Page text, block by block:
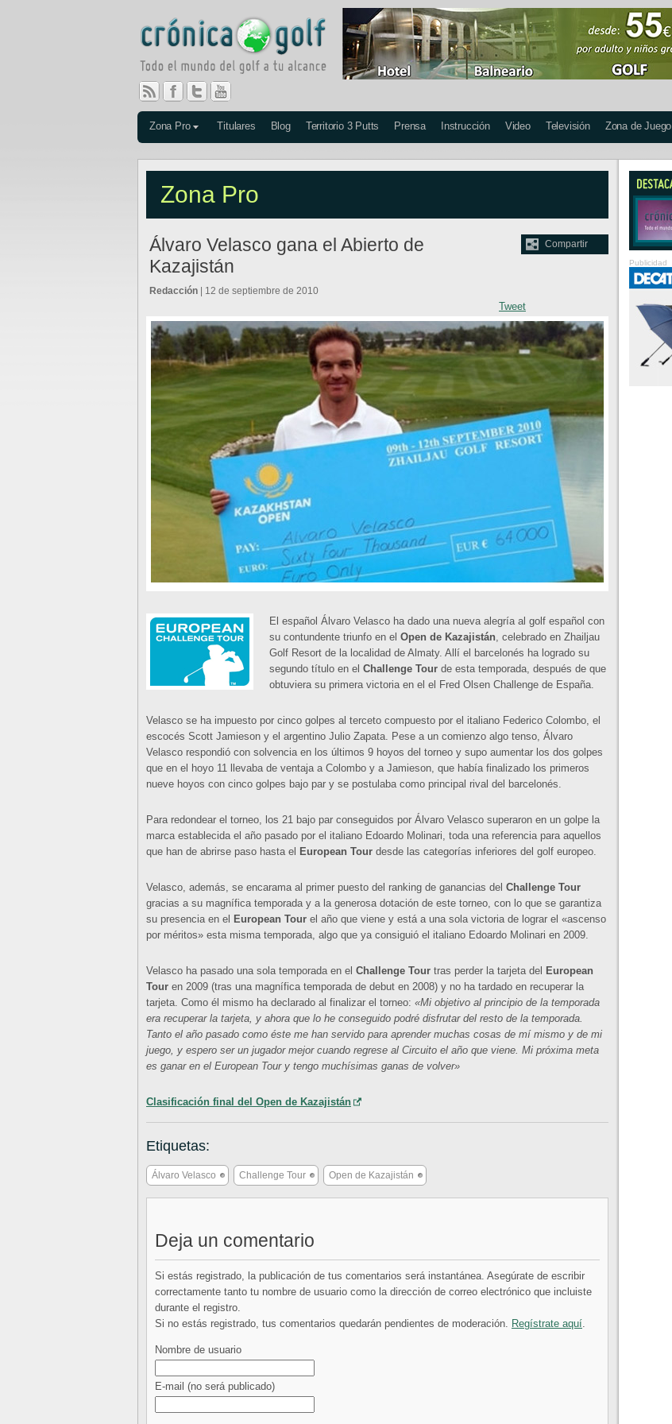
Zona Pro Titulares Blog Territorio 3 Putts Prensa Instrucción Video Televisión Zona de Juego
Zona Pro
Compartir
Álvaro Velasco gana el Abierto de
Kazajistán
Tweet
Redacción | 12 de septiembre de 2010
El español Álvaro Velasco ha dado una nueva alegría al golf español con
su contundente triunfo en el Open de Kazajistán, celebrado en Zhailjau
Golf Resort de la localidad de Almaty. Allí el barcelonés ha logrado su
segundo título en el Challenge Tour de esta temporada, después de que
obtuviera su primera victoria en el el Fred Olsen Challenge de España.
Velasco se ha impuesto por cinco golpes al terceto compuesto por el italiano Federico Colombo, el
escocés Scott Jamieson y el argentino Julio Zapata. Pese a un comienzo algo tenso, Álvaro
Velasco respondió con solvencia en los últimos 9 hoyos del torneo y supo aumentar los dos golpes
que en el hoyo 11 llevaba de ventaja a Colombo y a Jamieson, que había finalizado los primeros
nueve hoyos con cinco golpes bajo par y se postulaba como principal rival del barcelonés.
Para redondear el torneo, los 21 bajo par conseguidos por Álvaro Velasco superaron en un golpe la
marca establecida el año pasado por el italiano Edoardo Molinari, toda una referencia para aquellos
que han de abrirse paso hasta el European Tour desde las categorías inferiores del golf europeo.
Velasco, además, se encarama al primer puesto del ranking de ganancias del Challenge Tour
gracias a su magnífica temporada y a la generosa dotación de este torneo, con lo que se garantiza
su presencia en el European Tour el año que viene y está a una sola victoria de lograr el «ascenso
por méritos» esta misma temporada, algo que ya consiguió el italiano Edoardo Molinari en 2009.
Velasco ha pasado una sola temporada en el Challenge Tour tras perder la tarjeta del European
Tour en 2009 (tras una magnífica temporada de debut en 2008) y no ha tardado en recuperar la
tarjeta. Como él mismo ha declarado al finalizar el torneo: «Mi objetivo al principio de la temporada
era recuperar la tarjeta, y ahora que lo he conseguido podré disfrutar del resto de la temporada.
Tanto el año pasado como éste me han servido para aprender muchas cosas de mí mismo y de mi
juego, y espero ser un jugador mejor cuando regrese al Circuito el año que viene. Mi próxima meta
es ganar en el European Tour y tengo muchísimas ganas de volver»
Clasificación final del Open de Kazajistán
Etiquetas:
Álvaro Velasco Challenge Tour Open de Kazajistán
Deja un comentario
Si estás registrado, la publicación de tus comentarios será instantánea. Asegúrate de escribir
correctamente tanto tu nombre de usuario como la dirección de correo electrónico que incluiste
durante el registro.
Si no estás registrado, tus comentarios quedarán pendientes de moderación. Regístrate aquí.
Nombre de usuario
E-mail (no será publicado)
Publicidad